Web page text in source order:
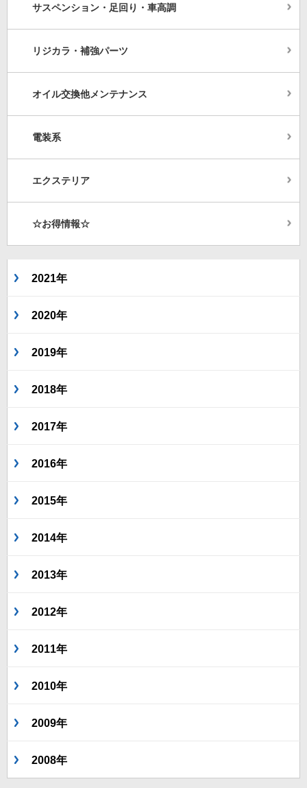
サスペンション・足回り・車高調
リジカラ・補強パーツ
オイル交換他メンテナンス
電装系
エクステリア
☆お得情報☆
2021年
2020年
2019年
2018年
2017年
2016年
2015年
2014年
2013年
2012年
2011年
2010年
2009年
2008年